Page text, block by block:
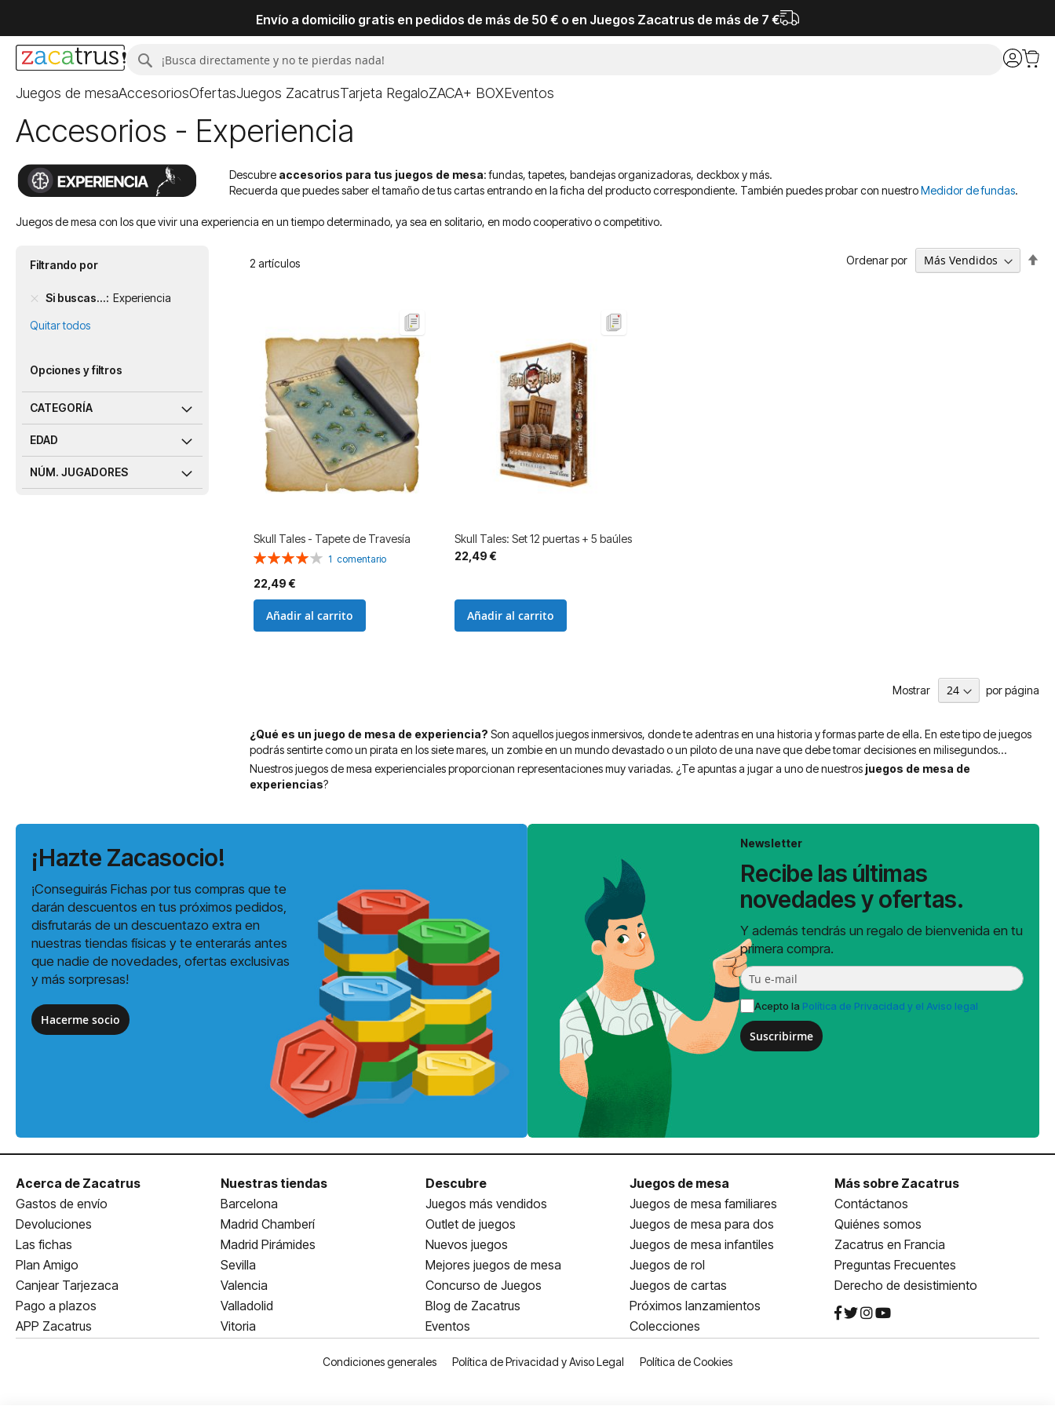
Envío a domicilio gratis en pedidos de más de 50 € o en Juegos Zacatrus de más de 7 €
Buscar
Juegos de mesaAccesoriosOfertasJuegos ZacatrusTarjeta RegaloZACA+ BOXEventos
Accesorios - Experiencia
Descubre accesorios para tus juegos de mesa: fundas, tapetes, bandejas organizadoras, deckbox y más.
Recuerda que puedes saber el tamaño de tus cartas entrando en la ficha del producto correspondiente. También puedes probar con nuestroMedidor de fundas.
Juegos de mesa con los que vivir una experiencia en un tiempo determinado, ya sea en solitario, en modo cooperativo o competitivo.
2 artículos Ordenar por
Skull Tales - Tapete de Travesía
Valoración:
1 comentario
22,49 €
Añadir al carrito
Skull Tales: Set 12 puertas + 5 baúles
22,49 €
Añadir al carrito
Mostrar por página
¿Qué es un juego de mesa de experiencia? Son aquellos juegos inmersivos, donde te adentras en una historia y formas parte de ella. En este tipo de juegos
podrás sentirte como un pirata en los siete mares, un zombie en un mundo devastado o un piloto de una nave que debe tomar decisiones en milisegundos…
Nuestros juegos de mesa experienciales proporcionan representaciones muy variadas. ¿Te apuntas a jugar a uno de nuestros juegos de mesa de
experiencias?
Filtrando por
Si buscas... Experiencia
Quitar todos
Opciones y filtros
CATEGORÍA
EDAD
NÚM. JUGADORES
¡Hazte Zacasocio!
¡Conseguirás Fichas por tus compras que te
darán descuentos en tus próximos pedidos,
disfrutarás de un descuentazo extra en
nuestras tiendas físicas y te enterarás antes
que nadie de novedades, ofertas exclusivas
y más sorpresas!
Hacerme socio
Newsletter
Recibe las últimas
novedades y ofertas.
Y además tendrás un regalo de bienvenida en tu
primera compra.
Acepto la Política de Privacidad y el Aviso legal
Suscribirme
Acerca de Zacatrus
Gastos de envío
Devoluciones
Las fichas
Plan Amigo
Canjear Tarjezaca
Pago a plazos
APP Zacatrus
Nuestras tiendas
Barcelona
Madrid Chamberí
Madrid Pirámides
Sevilla
Valencia
Valladolid
Vitoria
Descubre
Juegos más vendidos
Outlet de juegos
Nuevos juegos
Mejores juegos de mesa
Concurso de Juegos
Blog de Zacatrus
Eventos
Juegos de mesa
Juegos de mesa familiares
Juegos de mesa para dos
Juegos de mesa infantiles
Juegos de rol
Juegos de cartas
Próximos lanzamientos
Colecciones
Más sobre Zacatrus
Contáctanos
Quiénes somos
Zacatrus en Francia
Preguntas Frecuentes
Derecho de desistimiento
Condiciones generales Política de Privacidad y Aviso Legal Política de Cookies